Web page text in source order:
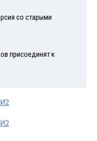
со старыми
присоединят к